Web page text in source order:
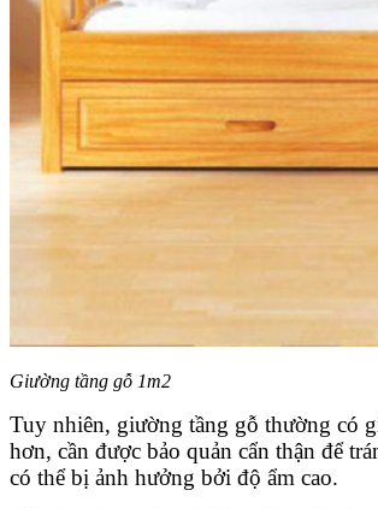
Giường tầng gỗ 1m2
Tuy nhiên, giường tầng gỗ thường có
hơn, cần được bảo quản cẩn thận để
có thể bị ảnh hưởng bởi độ ẩm cao.